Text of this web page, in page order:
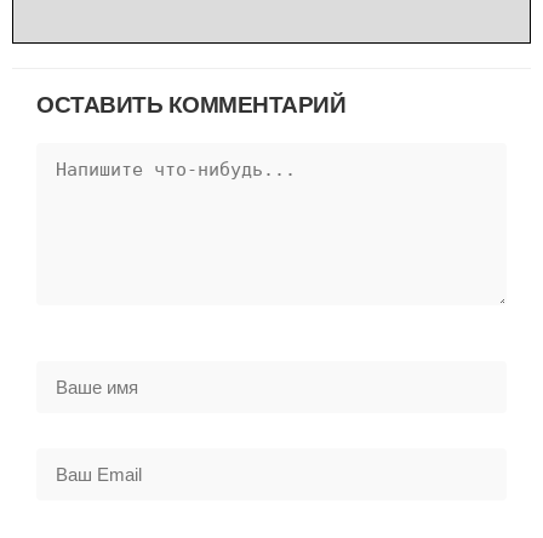
ОСТАВИТЬ КОММЕНТАРИЙ